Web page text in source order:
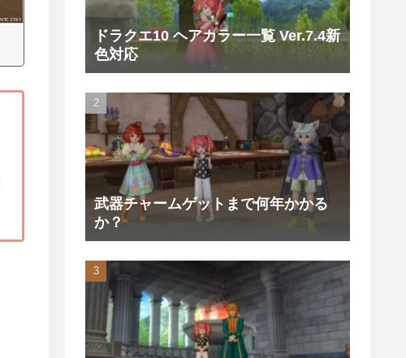
ドラクエ10 ヘアカラー一覧 Ver.7.4新
色対応
武器チャームゲットまで何年かかる
か？